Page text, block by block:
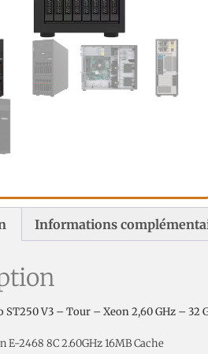
Informations
ST250 V3 – Tour – Xeon 2,60 GHz – 32
E-2468 8C 2.60GHz 16MB Cache